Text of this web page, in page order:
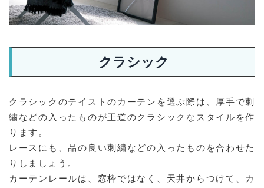
クラシック
クラシックのテイストのカーテンを選ぶ際は、厚手で刺
繍などの入ったものが王道のクラシックなスタイルを作
ります。
レースにも、品の良い刺繍などの入ったものを合わせた
りしましょう。
カーテンレールは、窓枠ではなく、天井からつけて、カ